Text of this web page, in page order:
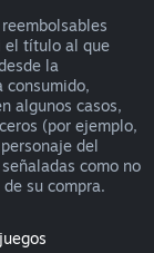
el título al que
la
consumido,
algunos casos,
(por ejemplo,
del
como no
su compra.